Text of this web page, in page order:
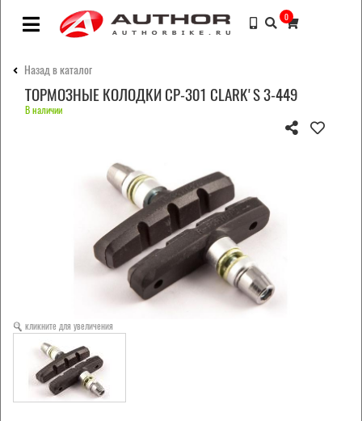
0
Назад в каталог
ТОРМОЗНЫЕ КОЛОДКИ CP-301 CLARK'S 3-449
В наличии
кликните для увеличения